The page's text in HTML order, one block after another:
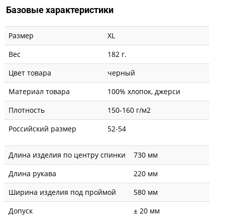
Базовые характеристики
Размер
XL
Вес
182 г.
Цвет товара
черный
Материал товара
100% хлопок, джерси
Плотность
150-160 г/м2
Российский размер
52-54
Длина изделия по центру спинки
730 мм
Длина рукава
220 мм
Ширина изделия под проймой
580 мм
Допуск
± 20 мм